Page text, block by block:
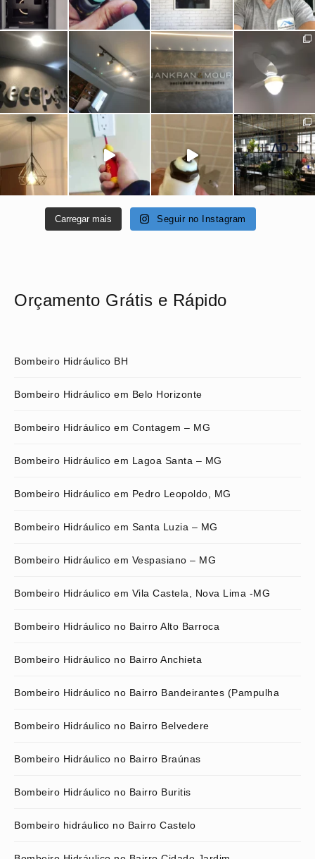
Carregar mais Seguir no Instagram
Orçamento Grátis e Rápido
Bombeiro Hidráulico BH
Bombeiro Hidráulico em Belo Horizonte
Bombeiro Hidráulico em Contagem – MG
Bombeiro Hidráulico em Lagoa Santa – MG
Bombeiro Hidráulico em Pedro Leopoldo, MG
Bombeiro Hidráulico em Santa Luzia – MG
Bombeiro Hidráulico em Vespasiano – MG
Bombeiro Hidráulico em Vila Castela, Nova Lima -MG
Bombeiro Hidráulico no Bairro Alto Barroca
Bombeiro Hidráulico no Bairro Anchieta
Bombeiro Hidráulico no Bairro Bandeirantes (Pampulha
Bombeiro Hidráulico no Bairro Belvedere
Bombeiro Hidráulico no Bairro Braúnas
Bombeiro Hidráulico no Bairro Buritis
Bombeiro hidráulico no Bairro Castelo